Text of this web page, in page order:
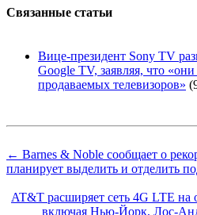
Связанные статьи
Вице-президент Sony TV
Google TV, заявляя, что
продаваемых телевизоров»
← Barnes & Noble сообщает о
планирует выделить и отделить
AT&T расширяет сеть 4G LTE
включая Нью-Йорк, Лос-